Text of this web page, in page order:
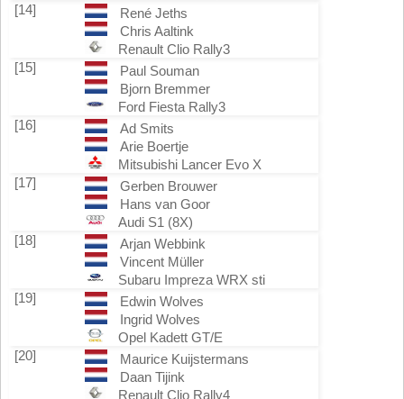
[14]
René Jeths
Chris Aaltink
Renault Clio Rally3
[15]
Paul Souman
Bjorn Bremmer
Ford Fiesta Rally3
[16]
Ad Smits
Arie Boertje
Mitsubishi Lancer Evo X
[17]
Gerben Brouwer
Hans van Goor
Audi S1 (8X)
[18]
Arjan Webbink
Vincent Müller
Subaru Impreza WRX sti
[19]
Edwin Wolves
Ingrid Wolves
Opel Kadett GT/E
[20]
Maurice Kuijstermans
Daan Tijink
Renault Clio Rally4